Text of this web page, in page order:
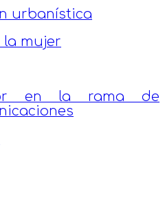
urbanística
la mujer
en la rama de